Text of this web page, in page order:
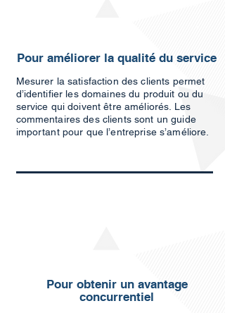
Pour améliorer la qualité du service
Mesurer la satisfaction des clients permet
d’identifier les domaines du produit ou du
service qui doivent être améliorés. Les
commentaires des clients sont un guide
important pour que l’entreprise s’améliore.
Pour obtenir un avantage
concurrentiel